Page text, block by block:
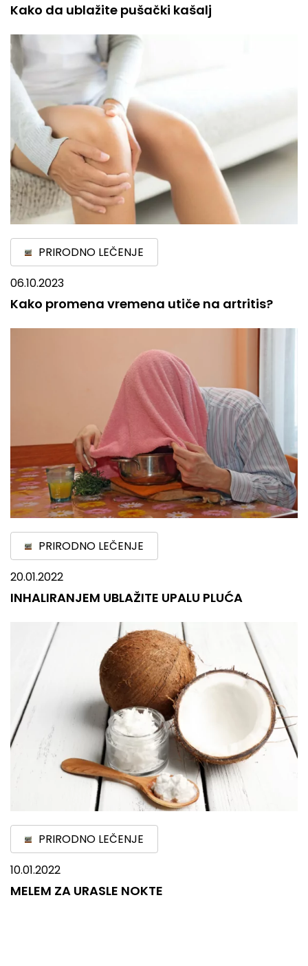
Kako da ublažite pušački kašalj
PRIRODNO LEČENJE
06.10.2023
Kako promena vremena utiče na artritis?
PRIRODNO LEČENJE
20.01.2022
INHALIRANJEM UBLAŽITE UPALU PLUĆA
PRIRODNO LEČENJE
10.01.2022
MELEM ZA URASLE NOKTE